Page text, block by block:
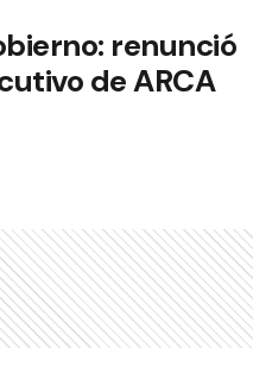
renunció
de ARCA